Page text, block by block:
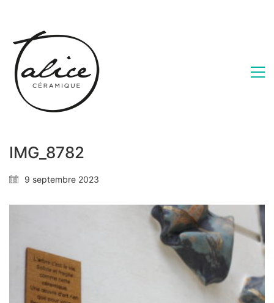
IMG_8782
9 septembre 2023